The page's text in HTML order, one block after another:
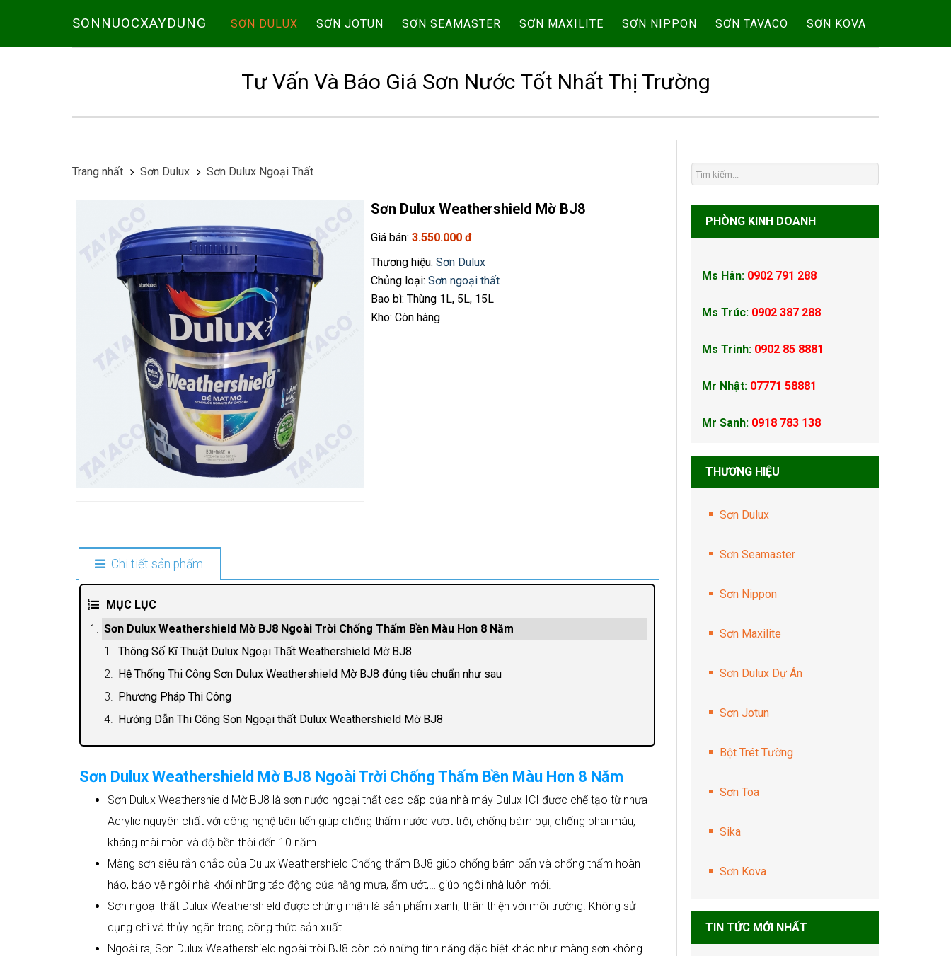
SONNUOCXAYDUNG SƠN DULUX SƠN JOTUN SƠN SEAMASTER SƠN MAXILITE SƠN NIPPON SƠN TAVACO SƠN KOVA
Tư Vấn Và Báo Giá Sơn Nước Tốt Nhất Thị Trường
Trang nhất Sơn Dulux Sơn Dulux Ngoại Thất
Sơn Dulux Weathershield Mờ BJ8
Giá bán: 3.550.000 đ
Thương hiệu: Sơn Dulux
Chủng loại: Sơn ngoại thất
Bao bì: Thùng 1L, 5L, 15L
Kho: Còn hàng
Chi tiết sản phẩm
MỤC LỤC
Sơn Dulux Weathershield Mờ BJ8 Ngoài Trời Chống Thấm Bền Màu Hơn 8 Năm
Thông Số Kĩ Thuật Dulux Ngoại Thất Weathershield Mờ BJ8
Hệ Thống Thi Công Sơn Dulux Weathershield Mờ BJ8 đúng tiêu chuẩn như sau
Phương Pháp Thi Công
Hướng Dẫn Thi Công Sơn Ngoại thất Dulux Weathershield Mờ BJ8
Sơn Dulux Weathershield Mờ BJ8 Ngoài Trời Chống Thấm Bền Màu Hơn 8 Năm
Sơn Dulux Weathershield Mờ BJ8 là sơn nước ngoại thất cao cấp của nhà máy Dulux ICI được chế tạo từ nhựa
Acrylic nguyên chất với công nghệ tiên tiến giúp chống thấm nước vượt trội, chống bám bụi, chống phai màu,
kháng mài mòn và độ bền thời đến 10 năm.
Màng sơn siêu rắn chắc của Dulux Weathershield Chống thấm BJ8 giúp chống bám bẩn và chống thấm hoàn
hảo, bảo vệ ngôi nhà khỏi những tác động của nắng mưa, ẩm ướt,… giúp ngôi nhà luôn mới.
Sơn ngoại thất Dulux Weathershield được chứng nhận là sản phẩm xanh, thân thiện với môi trường. Không sử
dụng chì và thủy ngân trong công thức sản xuất.
Ngoài ra, Sơn Dulux Weathershield ngoài tròi BJ8 còn có những tính năng đặc biệt khác như: màng sơn không
PHÒNG KINH DOANH
Ms Hân: 0902 791 288
Ms Trúc: 0902 387 288
Ms Trinh: 0902 85 8881
Mr Nhật: 07771 58881
Mr Sanh: 0918 783 138
THƯƠNG HIỆU
Sơn Dulux
Sơn Seamaster
Sơn Nippon
Sơn Maxilite
Sơn Dulux Dự Án
Sơn Jotun
Bột Trét Tường
Sơn Toa
Sika
Sơn Kova
TIN TỨC MỚI NHẤT